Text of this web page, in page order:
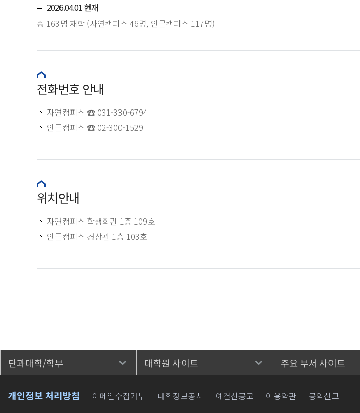
2026.04.01 현재
총 163명 재학 (자연캠퍼스 46명, 인문캠퍼스 117명)
전화번호 안내
자연캠퍼스 ☎ 031-330-6794
인문캠퍼스 ☎ 02-300-1529
위치안내
자연캠퍼스 학생회관 1층 109호
인문캠퍼스 경상관 1층 103호
단과대학/학부 대학원 사이트 주요 부서 사이트
개인정보 처리방침 이메일수집거부 대학정보공시 예결산공고 이용약관 공익신고